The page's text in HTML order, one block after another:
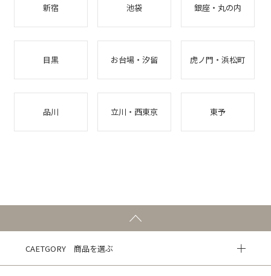
新宿 池袋 銀座・丸の内
目黒 お台場・汐留 虎ノ門・浜松町
品川 立川・西東京 東予
CAETGORY 商品を選ぶ